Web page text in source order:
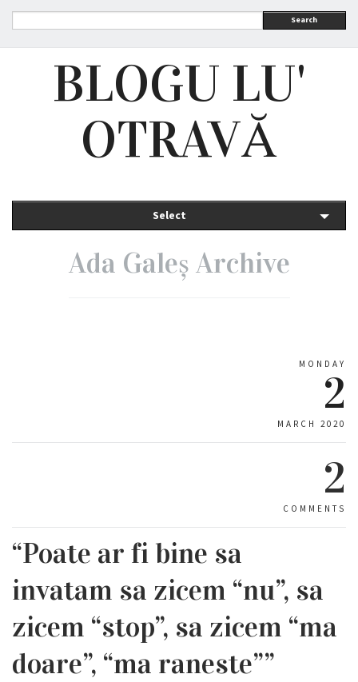
Search
BLOGU LU'
OTRAVĂ
Select
Ada Galeș Archive
MONDAY
2
MARCH 2020
2
COMMENTS
“Poate ar fi bine sa
invatam sa zicem “nu”, sa
zicem “stop”, sa zicem “ma
doare”, “ma raneste””